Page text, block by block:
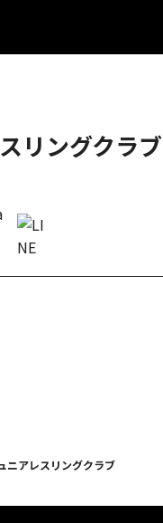
リングクラブ
ニアレスリングクラブ